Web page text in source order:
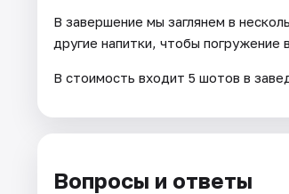
В завершение мы заглянем в
другие напитки, чтобы
В стоимость входит 5 шотов в
Вопросы и ответы